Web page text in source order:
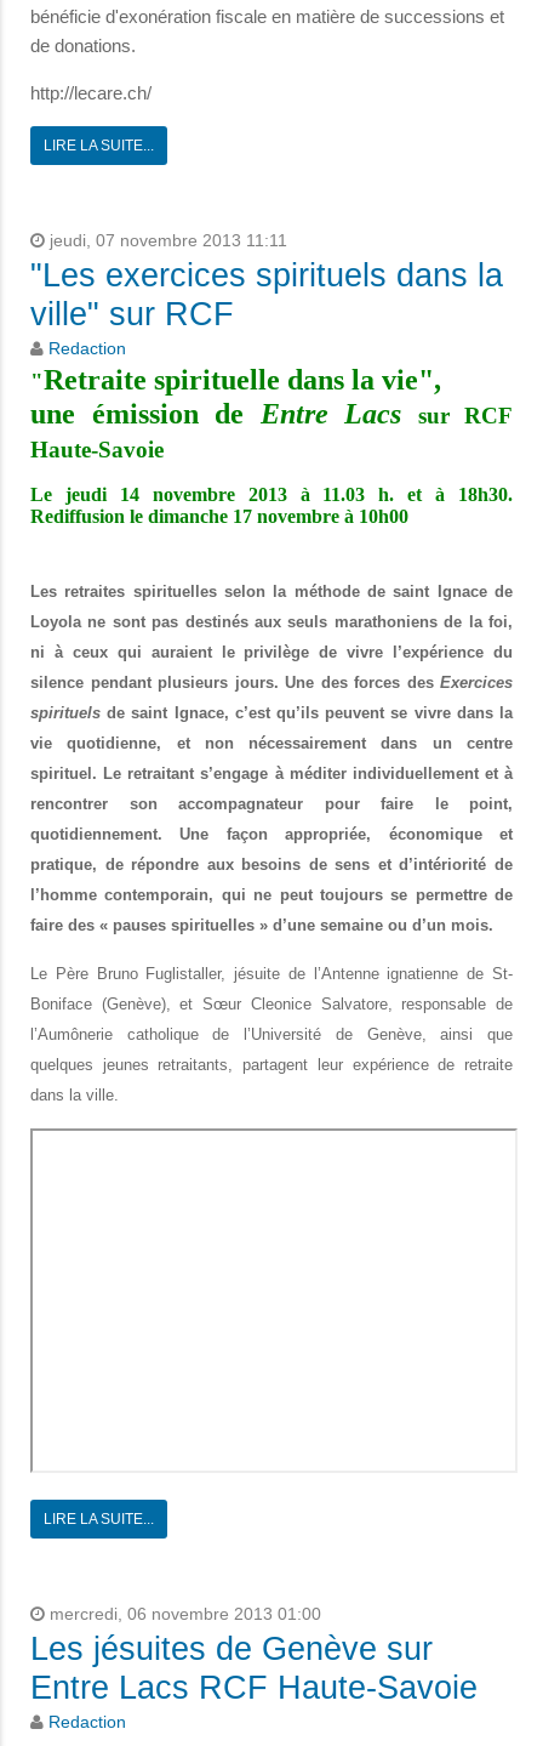
bénéficie d'exonération fiscale en matière de successions et
de donations.
http://lecare.ch/
LIRE LA SUITE...
jeudi, 07 novembre 2013 11:11
"Les exercices spirituels dans la
ville" sur RCF
Redaction
"Retraite spirituelle dans la vie",
une émission de Entre Lacs
sur RCF
Haute-Savoie
Le jeudi 14 novembre 2013 à 11.03 h. et à 18h30.
Rediffusion le dimanche 17 novembre à 10h00
Les retraites spirituelles selon la méthode de saint Ignace de
Loyola ne sont pas destinés aux seuls marathoniens de la foi,
ni à ceux qui auraient le privilège de vivre l’expérience du
silence pendant plusieurs jours. Une des forces des Exercices
spirituels de saint Ignace, c’est qu’ils peuvent se vivre dans la
vie quotidienne, et non nécessairement dans un centre
spirituel. Le retraitant s’engage à méditer individuellement et à
rencontrer son accompagnateur pour faire le point,
quotidiennement. Une façon appropriée, économique et
pratique, de répondre aux besoins de sens et d’intériorité de
l’homme contemporain, qui ne peut toujours se permettre de
faire des « pauses spirituelles » d’une semaine ou d’un mois.
Le Père Bruno Fuglistaller, jésuite de l’Antenne ignatienne de St-
Boniface (Genève), et Sœur Cleonice Salvatore, responsable de
l’Aumônerie catholique de l’Université de Genève, ainsi que
quelques jeunes retraitants, partagent leur expérience de retraite
dans la ville.
LIRE LA SUITE...
mercredi, 06 novembre 2013 01:00
Les jésuites de Genève sur
Entre Lacs RCF Haute-Savoie
Redaction